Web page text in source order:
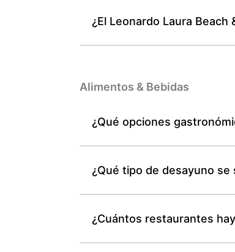
¿El Leonardo Laura
Alimentos & Bebidas
¿Qué opciones
¿Qué tipo de desayuno se
¿Cuántos restaurantes